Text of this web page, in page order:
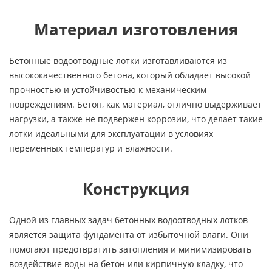
Материал изготовления
Бетонные водоотводные лотки изготавливаются из
высококачественного бетона, который обладает высокой
прочностью и устойчивостью к механическим
повреждениям. Бетон, как материал, отлично выдерживает
нагрузки, а также не подвержен коррозии, что делает такие
лотки идеальными для эксплуатации в условиях
переменных температур и влажности.
Конструкция
Одной из главных задач бетонных водоотводных лотков
является защита фундамента от избыточной влаги. Они
помогают предотвратить затопления и минимизировать
воздействие воды на бетон или кирпичную кладку, что